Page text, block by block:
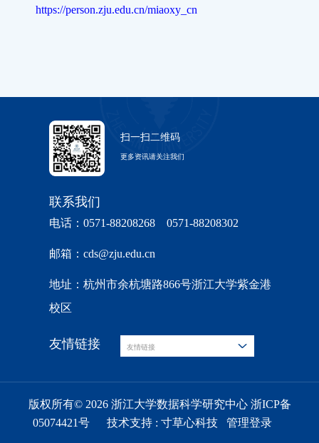
https://person.zju.edu.cn/miaoxy_cn
扫一扫二维码
更多资讯请关注我们
联系我们
电话：0571-88208268 0571-88208302
邮箱：cds@zju.edu.cn
地址：杭州市余杭塘路866号浙江大学紫金港
校区
友情链接 友情链接
版权所有© 2026 浙江大学数据科学研究中心 浙ICP备
05074421号
技术支持 : 寸草心科技 管理登录